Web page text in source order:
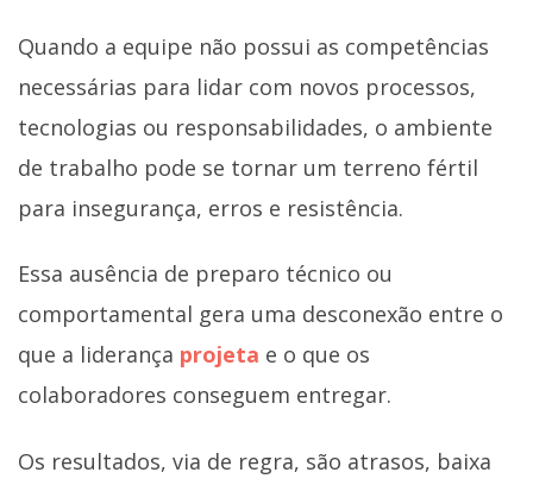
Quando a equipe não possui as competências
necessárias para lidar com novos processos,
tecnologias ou responsabilidades, o ambiente
de trabalho pode se tornar um terreno fértil
para insegurança, erros e resistência.
Essa ausência de preparo técnico ou
comportamental gera uma desconexão entre o
que a liderança projeta e o que os
colaboradores conseguem entregar.
Os resultados, via de regra, são atrasos, baixa